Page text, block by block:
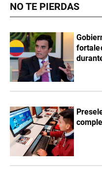
NO TE PIERDAS